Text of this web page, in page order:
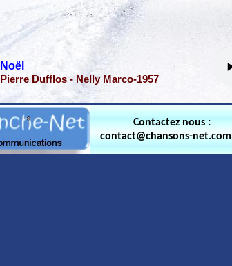
Noël
Pierre Dufflos - Nelly Marco-1957
Contactez nous :
contact@chansons-net.com